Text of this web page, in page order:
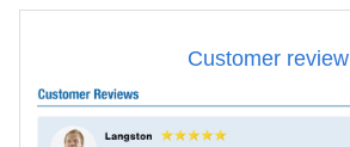
Customer review